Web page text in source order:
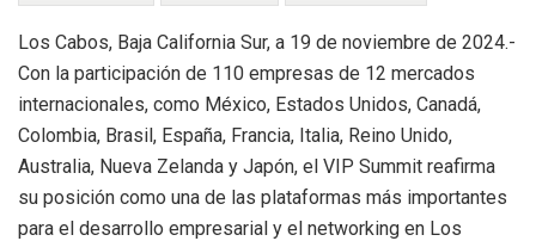
Los Cabos, Baja California Sur, a 19 de noviembre de 2024.-
Con la participación de 110 empresas de 12 mercados
internacionales, como México, Estados Unidos, Canadá,
Colombia, Brasil, España, Francia, Italia, Reino Unido,
Australia, Nueva Zelanda y Japón, el VIP Summit reafirma
su posición como una de las plataformas más importantes
para el desarrollo empresarial y el networking en Los